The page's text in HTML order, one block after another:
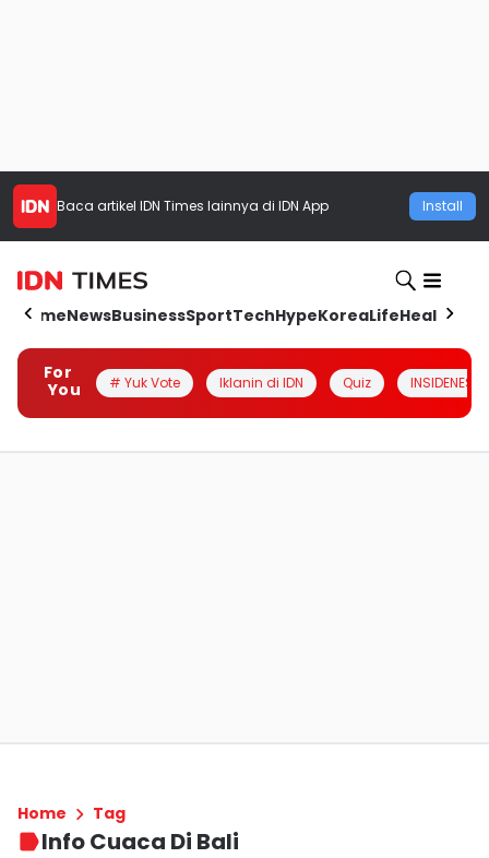
Baca artikel IDN Times lainnya di IDN App Install
HomeNewsBusinessSportTechHypeKoreaLifeHealth
For
You
# Yuk Vote Iklanin di IDN Quiz INSIDENESIA
Home Tag
Info Cuaca Di Bali